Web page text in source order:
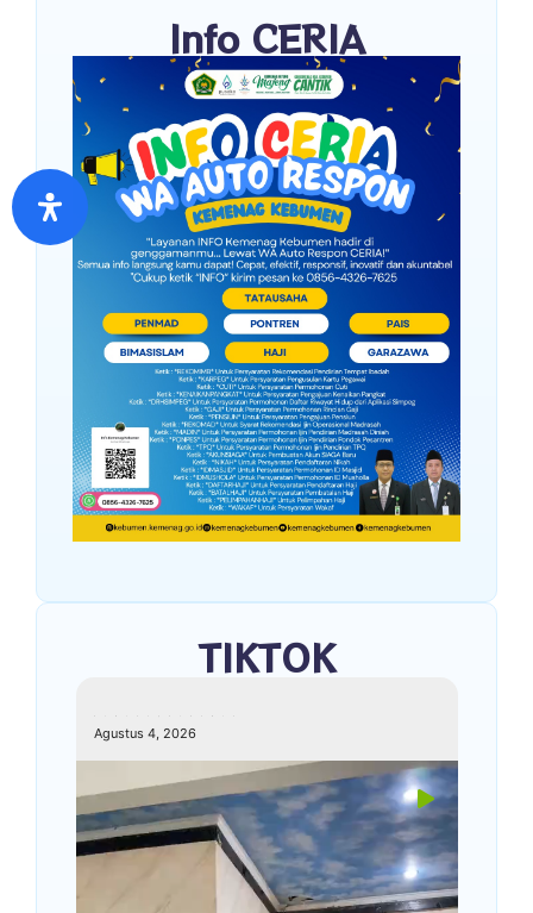
Info CERIA
TIKTOK
Agustus 4, 2026